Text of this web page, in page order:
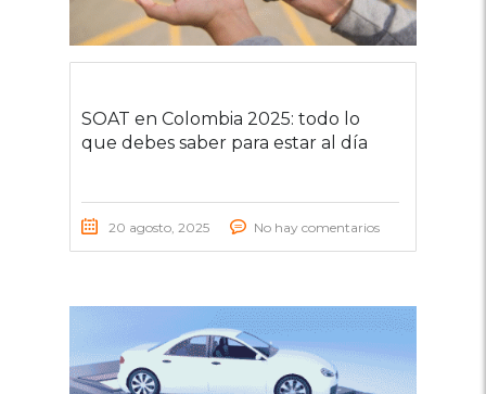
SOAT en Colombia 2025: todo lo
que debes saber para estar al día
20 agosto, 2025 No hay comentarios